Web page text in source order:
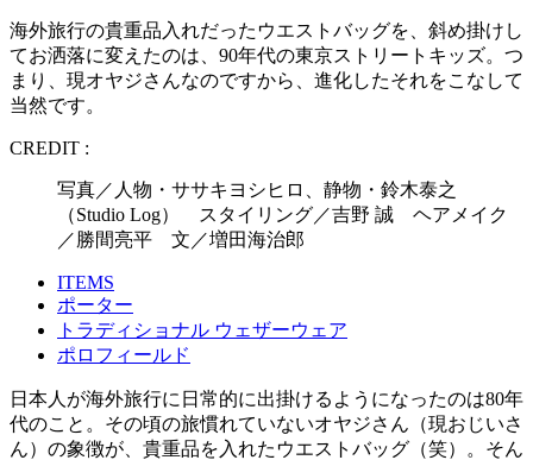
海外旅行の貴重品入れだったウエストバッグを、斜め掛けし
てお洒落に変えたのは、90年代の東京ストリートキッズ。つ
まり、現オヤジさんなのですから、進化したそれをこなして
当然です。
CREDIT :
写真／人物・ササキヨシヒロ、静物・鈴木泰之
（Studio Log） スタイリング／吉野 誠 ヘアメイク
／勝間亮平 文／増田海治郎
ITEMS
ポーター
トラディショナル ウェザーウェア
ポロフィールド
日本人が海外旅行に日常的に出掛けるようになったのは80年
代のこと。その頃の旅慣れていないオヤジさん（現おじいさ
ん）の象徴が、貴重品を入れたウエストバッグ（笑）。そん